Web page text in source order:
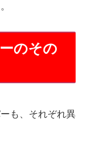
のその
も、それぞれ異